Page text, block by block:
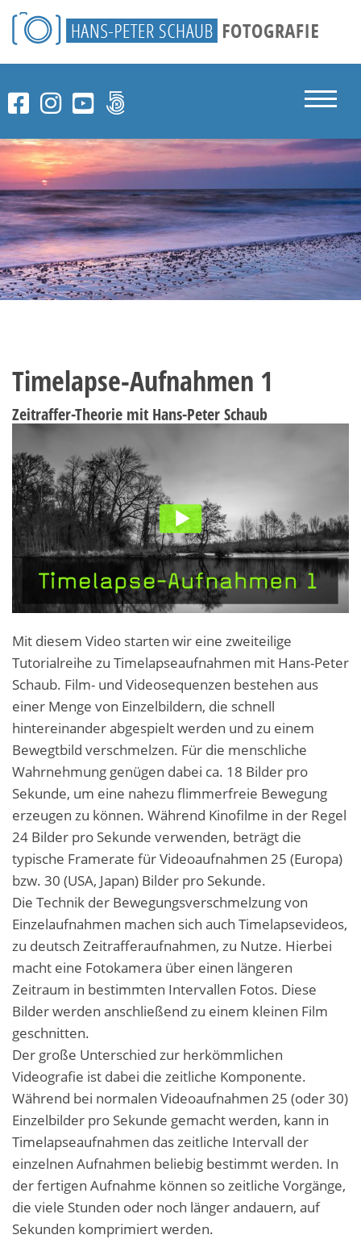
Timelapse-Aufnahmen 1
Zeitraffer-Theorie mit Hans-Peter Schaub
Mit diesem Video starten wir eine zweiteilige
Tutorialreihe zu Timelapseaufnahmen mit Hans-Peter
Schaub. Film- und Videosequenzen bestehen aus
einer Menge von Einzelbildern, die schnell
hintereinander abgespielt werden und zu einem
Bewegtbild verschmelzen. Für die menschliche
Wahrnehmung genügen dabei ca. 18 Bilder pro
Sekunde, um eine nahezu flimmerfreie Bewegung
erzeugen zu können. Während Kinofilme in der Regel
24 Bilder pro Sekunde verwenden, beträgt die
typische Framerate für Videoaufnahmen 25 (Europa)
bzw. 30 (USA, Japan) Bilder pro Sekunde.
Die Technik der Bewegungsverschmelzung von
Einzelaufnahmen machen sich auch Timelapsevideos,
zu deutsch Zeitrafferaufnahmen, zu Nutze. Hierbei
macht eine Fotokamera über einen längeren
Zeitraum in bestimmten Intervallen Fotos. Diese
Bilder werden anschließend zu einem kleinen Film
geschnitten.
Der große Unterschied zur herkömmlichen
Videografie ist dabei die zeitliche Komponente.
Während bei normalen Videoaufnahmen 25 (oder 30)
Einzelbilder pro Sekunde gemacht werden, kann in
Timelapseaufnahmen das zeitliche Intervall der
einzelnen Aufnahmen beliebig bestimmt werden. In
der fertigen Aufnahme können so zeitliche Vorgänge,
die viele Stunden oder noch länger andauern, auf
Sekunden komprimiert werden.